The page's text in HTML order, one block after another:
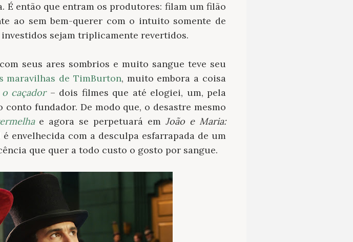
É então que entram os produtores: filam um filão
ao sem bem-querer com o intuito somente de
sejam triplicamente revertidos.
seus ares sombrios e muito sangue teve seu
maravilhas de TimBurton, muito embora a coisa
caçador– dois filmes que até elogiei, um, pela
fundador. De modo que, o desastre mesmo
e agora se perpetuará emJoão e Maria:
envelhecida com a desculpa esfarrapada de um
que quer a todo custo o gosto por sangue.